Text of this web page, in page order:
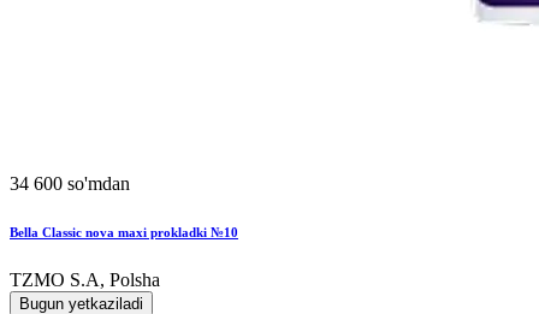
34 600 so'mdan
Bella Classic nova maxi prokladki №10
TZMO S.A, Polsha
Bugun yetkaziladi